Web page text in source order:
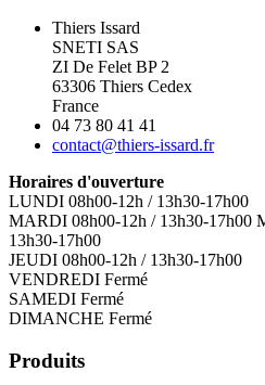
Thiers Issard
SNETI SAS
ZI De Felet BP 2
63306 Thiers Cedex
France
04 73 80 41 41
contact@thiers-issard.fr
Horaires d'ouverture
LUNDI 08h00-12h / 13h30-17h00
MARDI 08h00-12h / 13h30-17h00
13h30-17h00
JEUDI 08h00-12h / 13h30-17h00
VENDREDI Fermé
SAMEDI Fermé
DIMANCHE Fermé
Produits